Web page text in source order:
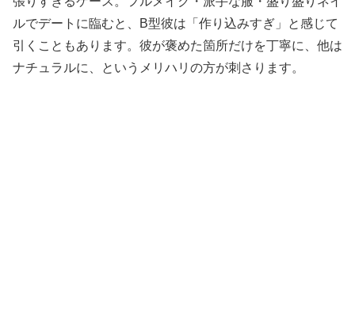
ルでデートに臨むと、B型彼は「作り込みすぎ」と感じて
引くこともあります。彼が褒めた箇所だけを丁寧に、他は
ナチュラルに、というメリハリの方が刺さります。